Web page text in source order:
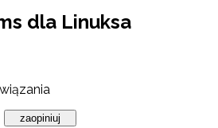
dla Linuksa